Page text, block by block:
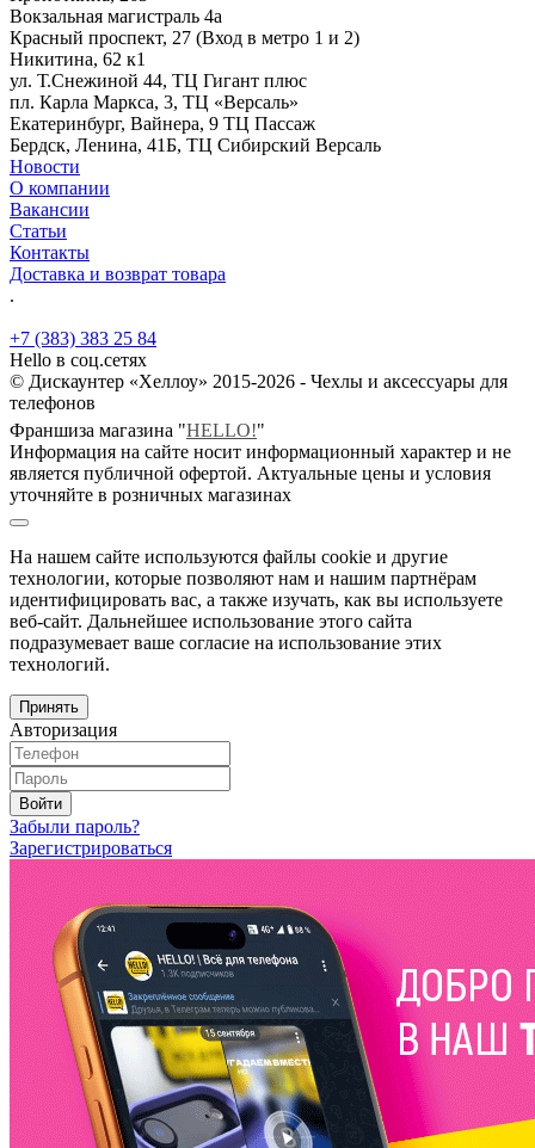
Вокзальная магистраль 4а
Красный проспект, 27 (Вход в метро 1 и 2)
Никитина, 62 к1
ул. Т.Снежиной 44, ТЦ Гигант плюс
пл. Карла Маркса, 3, ТЦ «Версаль»
Екатеринбург, Вайнера, 9 ТЦ Пассаж
Бердск, Ленина, 41Б, ТЦ Сибирский Версаль
Новости
О компании
Вакансии
Статьи
Контакты
Доставка и возврат товара
.
+7 (383) 383 25 84
Hello в соц.сетях
© Дискаунтер «Хеллоу» 2015-2026 - Чехлы и аксессуары для
телефонов
Франшиза магазина "HELLO!"
Информация на сайте носит информационный характер и не
является публичной офертой. Актуальные цены и условия
уточняйте в розничных магазинах
На нашем сайте используются файлы cookie и другие
технологии, которые позволяют нам и нашим партнёрам
идентифицировать вас, а также изучать, как вы используете
веб-сайт. Дальнейшее использование этого сайта
подразумевает ваше согласие на использование этих
технологий.
Принять
Авторизация
Войти
Забыли пароль?
Зарегистрироваться